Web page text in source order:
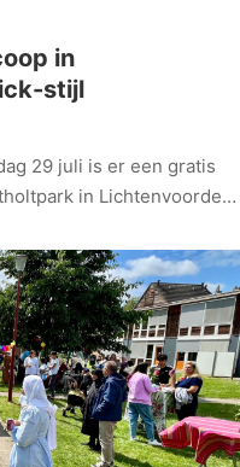
in
stijl
29 juli is er een gratis
in Lichtenvoorde.